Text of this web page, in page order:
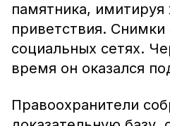
памятника, имитируя
приветствия. Снимки
социальных сетях.
время он оказался
Правоохранители